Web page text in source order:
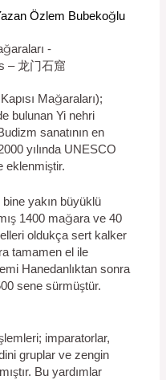
Özlem Bubekoğlu
Mağaraları);
bulunan Yi nehri
sanatının en
yılında UNESCO
eklenmiştir.
yakın büyüklü
1400 mağara ve 40
oldukça sert kalker
tamamen el ile
Hanedanlıktan sonra
sene sürmüştür.
imparatorlar,
gruplar ve zengin
Bu yardımlar